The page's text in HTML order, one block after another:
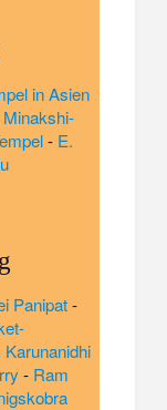
in Asien
Minakshi-
- E.
Panipat-
Karunanidhi
- Ram